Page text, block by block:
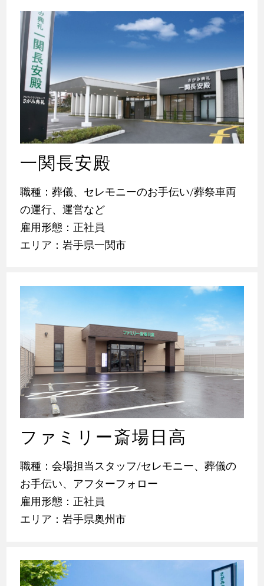
一関長安殿
職種：葬儀、セレモニーのお手伝い/葬祭車両
の運行、運営など
雇用形態：正社員
エリア：岩手県一関市
ファミリー斎場日高
職種：会場担当スタッフ/セレモニー、葬儀の
お手伝い、アフターフォロー
雇用形態：正社員
エリア：岩手県奥州市